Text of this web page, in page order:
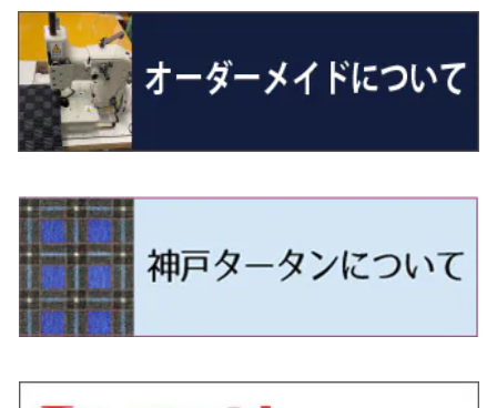
H26/1～R4/1 80系
R4/1～ 90系
エスクァイア
H26/10～R3/12 80系
エスティマ
H18/1～H24/5（前期）
H24/5～R1/10（後期）
エスティマ・ハイブリッド
H18/6～H24/5（前期）
H24/5～R1/10（後期）
オーリス
H24/8～H30/3 180系
カムリ
H29/12～R4/7 20系7人乗
R4/11～ 10系
H30/11～
H13/1～R4/8 F50・Y51
シルビア
H3/1～H11/1 S13・S14
H11/1～H14/11 S15
シルフィ
H24/12～R3/10 TB17
ジューク
H22/6～R2/6 F15
スカイライン
H13/6～H18/11 V35
スカイライン・クロスオーバー
H21/9～R2/4 S300系
トレジア
H22/11～H28/3 120系
フォレスター
H14/2～ SG/SH/SJ/SK系
プレオ
H22/4～H30/3 L275/285
プレオプラス
H24/12～H29/5 LA300/310
レヴォーグ
H24/11～H27/1 HB35S
スクラム
H17/9～ DG64/DG17
スクラムトラック
H25/9～ DG16T
デミオ
H19/7～R1/7 DE/DJ系
ビアンテ
H20/7～30/3 CC系
ファミリア バン
H16/12～ S300/S700系
ハイゼット・トラック
H11/1～ S200/S500系
ブーン
H28/4～R5/12 M700系
ミラ
H18/12～ L275/285
ミラ・イース
H23/9～ LA300系
ミラ・ココア
H3/6～ JA/JB系
ジムニーノマド
R7/4～ JC74W
ジムニーワイド/ジムニーシエラ
H10/1～H14/1 JB33/43W
H14/1～ JB43/74W
スイフト/スイフトスポーツ
H22/9～ スイフト
H23/12～
スペーシア/スペーシアカスタム/スペーシアギア
H25/3～R5/11
スペーシアベース
H30/3～ GK/GL系
タウンボックス
H26/2～ DS17/64W
ディグニティ
H24/7～H29/1 BHGY51
デリカＤ：２
H23/3～ MB系
デリカＤ：３
H23/10～H31/4 BM20 7人乗
デリカＤ：５
H30/7～ JJ1・JJ2
N-VAN e:
R6/10~ JJ3
N‐WGN/N‐WGNカスタム
H25/11～ JH1・JH2・JH3・JH4
S660
H27/4～R3/12 JW5
WR-V
R6/3～ DG5
ZR-V
H15/9～H30/4 7L/7P系
パサート
H23/5～H27/7 3CCAX
H27/7～ 3CC/3CD系
ザ・ビートル
H24/4～R3/4 16C系
ポロ
H21/10～H30/3 6RC系
H30/3～ AW系
H28/7～
ＧＬＡクラス
H26/5～R2/6
ＧＬＥクラス
R1/6～
Ｓクラス
H25/10～R3/10
Ｖクラス
H27/4～